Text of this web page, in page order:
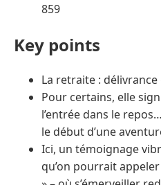
859
Key points
La retraite :
Pour certains, elle
l’entrée dans le
le début d’une
Ici, un témoignage
qu’on pourrait